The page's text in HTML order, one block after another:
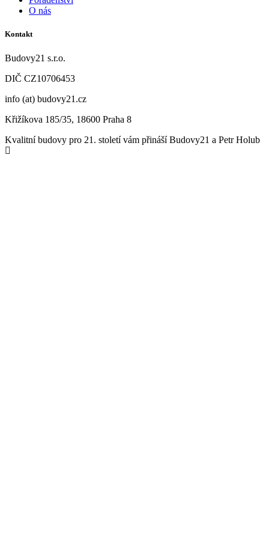
O nás
Kontakt
Budovy21 s.r.o.
DIČ CZ10706453
info (at) budovy21.cz
Křižíkova 185/35, 18600 Praha 8
Kvalitní budovy pro 21. století vám přináší Budovy21 a Petr Holub